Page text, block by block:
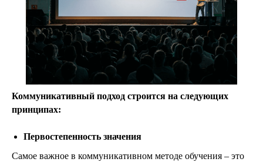
Коммуникативный подход строится на следующих
принципах:
Первостепенность значения
Самое важное в коммуникативном методе обучения – это